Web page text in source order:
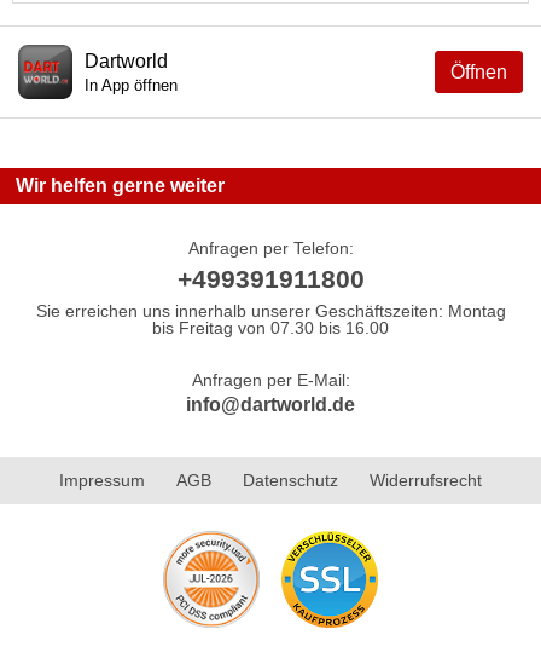
Öffnen
Dartworld
In App öffnen
Wir helfen gerne weiter
Anfragen per Telefon:
+499391911800
Sie erreichen uns innerhalb unserer Geschäftszeiten: Montag
bis Freitag von 07.30 bis 16.00
Anfragen per E-Mail:
info@dartworld.de
Impressum AGB Datenschutz Widerrufsrecht